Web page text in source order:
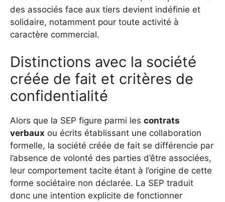
des associés face aux tiers devient indéfinie et
solidaire, notamment pour toute activité à
caractère commercial.
Distinctions avec la société
créée de fait et critères de
confidentialité
Alors que la SEP figure parmi les contrats
verbaux ou écrits établissant une collaboration
formelle, la société créée de fait se différencie par
l’absence de volonté des parties d’être associées,
leur comportement tacite étant à l’origine de cette
forme sociétaire non déclarée. La SEP traduit
donc une intention explicite de fonctionner